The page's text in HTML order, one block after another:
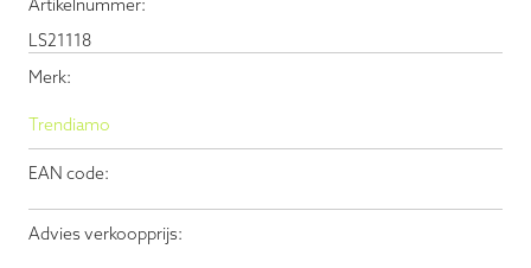
Artikelnummer:
LS21118
Merk:
Trendiamo
EAN code:
Advies verkoopprijs: